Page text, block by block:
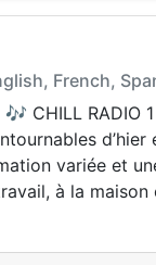
French,
🎶 CHILL
d’hier
variée et
à la